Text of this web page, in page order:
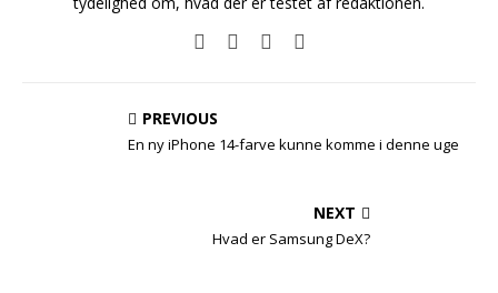
PREVIOUS
En ny iPhone 14-farve kunne komme i denne uge
NEXT
Hvad er Samsung DeX?